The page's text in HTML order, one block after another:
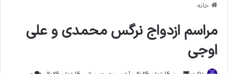
خانه
مراسم ازدواج نرگس محمدی و علی
اوجی